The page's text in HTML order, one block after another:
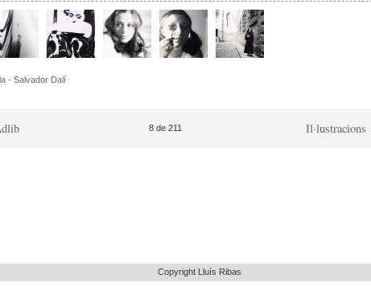
- Salvador Dalí
8 de 211 Il·lustracions
Copyright Lluís Ribas